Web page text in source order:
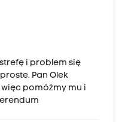
i problem się
Pan Olek
pomóżmy mu i